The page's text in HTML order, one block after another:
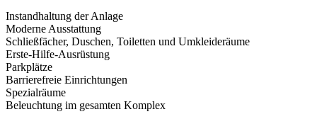
Instandhaltung der Anlage
Moderne Ausstattung
Schließfächer, Duschen, Toiletten und Umkleideräume
Erste-Hilfe-Ausrüstung
Parkplätze
Barrierefreie Einrichtungen
Spezialräume
Beleuchtung im gesamten Komplex